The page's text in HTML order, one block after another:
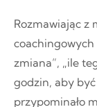
Rozmawiając z
coachingowych
zmiana”, „ile
godzin, aby
przypominało